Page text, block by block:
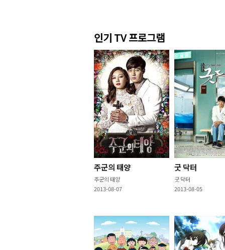
인기 TV 프로그램
주군의 태양
주군의 태양
2013-08-07
굿 닥터
굿 닥터
2013-08-05